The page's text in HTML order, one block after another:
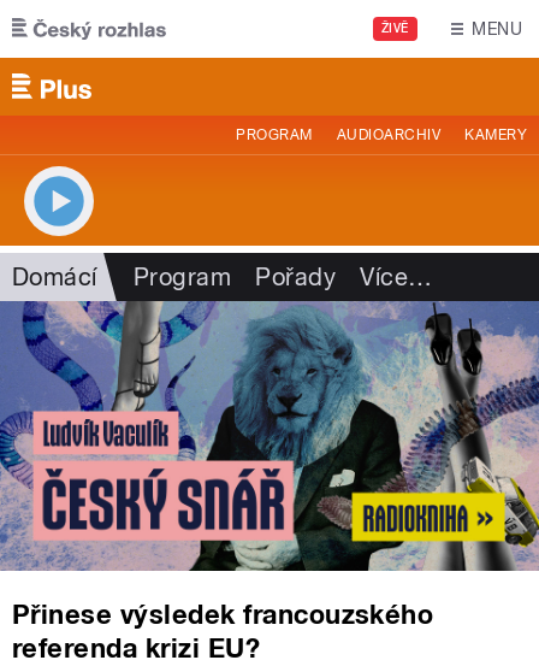
Přejít k hlavnímu obsahu
ŽIVĚ MENU
PROGRAM AUDIOARCHIV KAMERY
Domácí Program Pořady Více…
Přinese výsledek francouzského
referenda krizi EU?